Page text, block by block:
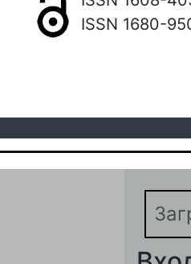
ISSN 1680-